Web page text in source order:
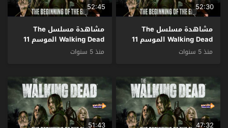
52:30
مشاهدة مسلسل The
Walking Dead الموسم 11
الحلقة 7 مترجم
منذ 5 سنوات
52:45
مشاهدة مسلسل The
Walking Dead الموسم 11
الحلقة 6 مترجم
منذ 5 سنوات
47:32
51:43